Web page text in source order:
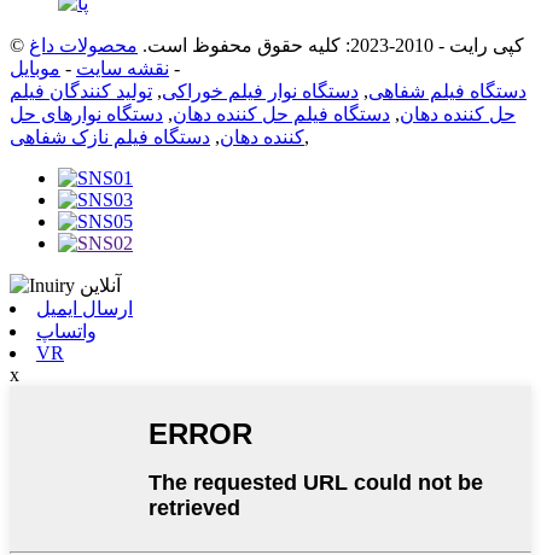
© کپی رایت - 2010-2023: کلیه حقوق محفوظ است.
محصولات داغ
- نقشه سایت - موبایل
دستگاه فیلم شفاهی, دستگاه نوار فیلم خوراکی, تولید کنندگان فیلم
حل کننده دهان, دستگاه فیلم حل کننده دهان, دستگاه نوارهای حل
کننده دهان, دستگاه فیلم نازک شفاهی ,
ارسال ایمیل
واتساپ
VR
x